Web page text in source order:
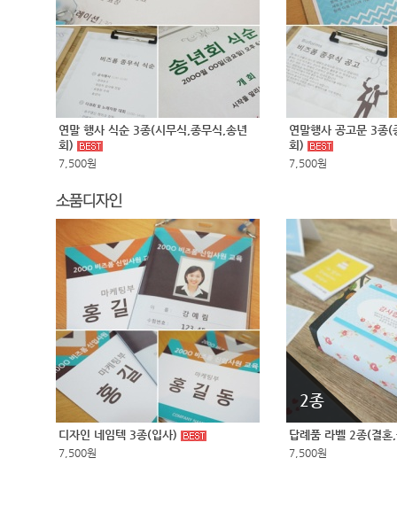
연말 행사 식순 3종(시무식,종무식,송년
회)
7,500원
연말행사 공고문 3종(
회)
7,500원
디자인 네임텍 3종(입사)
7,500원
2종
답례품 라벨 2종(결
7,500원